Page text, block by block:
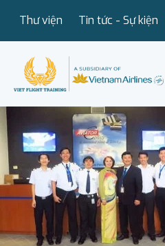
Thư viện Tin tức - Sự kiện